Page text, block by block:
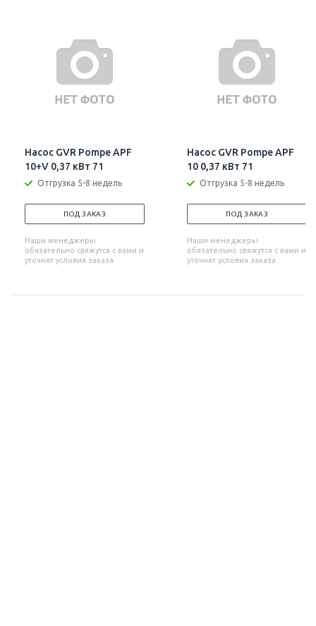
Насос GVR Pompe APF
10+V 0,37 кВт 71
Отгрузка 5-8 недель
ПОД ЗАКАЗ
Наши менеджеры
обязательно свяжутся с вами и
уточнят условия заказа
Насос GVR Pompe APF
10 0,37 кВт 71
Отгрузка 5-8 недель
ПОД ЗАКАЗ
Наши менеджеры
обязательно свяжутся с вами и
уточнят условия заказа